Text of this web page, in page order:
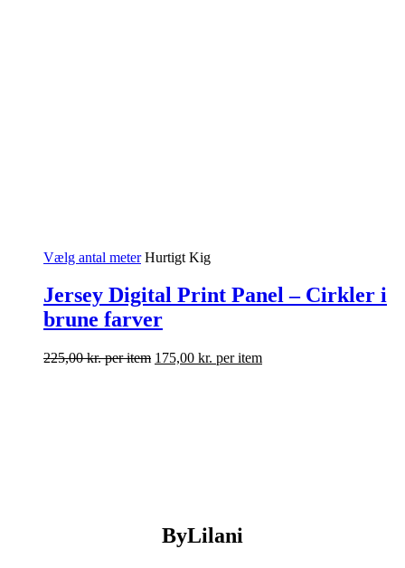
Vælg antal meter Hurtigt Kig
Jersey Digital Print Panel – Cirkler i
brune farver
225,00kr.per item 175,00 kr. per item
ByLilani